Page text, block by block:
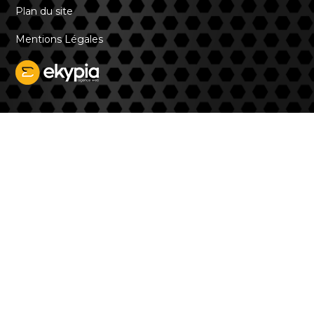
Plan du site
Mentions Légales